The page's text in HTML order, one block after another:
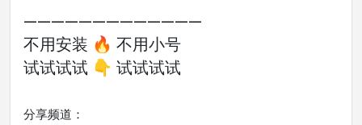
—————————————
不用安装 🔥 不用小号
试试试试 👇 试试试试
分享频道：